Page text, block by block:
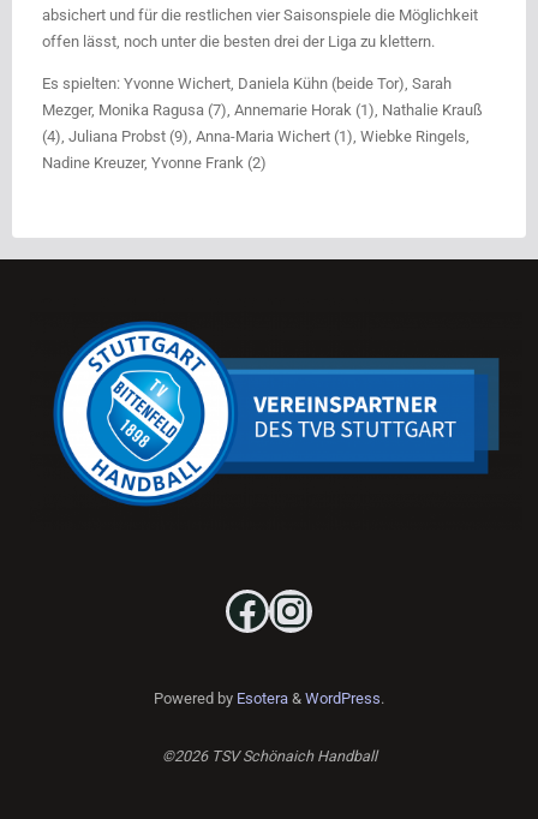
absichert und für die restlichen vier Saisonspiele die Möglichkeit
offen lässt, noch unter die besten drei der Liga zu klettern.
Es spielten: Yvonne Wichert, Daniela Kühn (beide Tor), Sarah
Mezger, Monika Ragusa (7), Annemarie Horak (1), Nathalie Krauß
(4), Juliana Probst (9), Anna-Maria Wichert (1), Wiebke Ringels,
Nadine Kreuzer, Yvonne Frank (2)
Facebook
Instagram
Powered by Esotera & WordPress.
©2026 TSV Schönaich Handball